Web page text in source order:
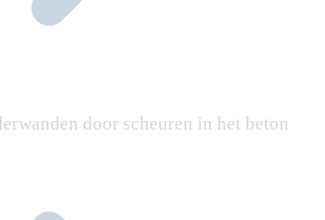
door scheuren in het beton